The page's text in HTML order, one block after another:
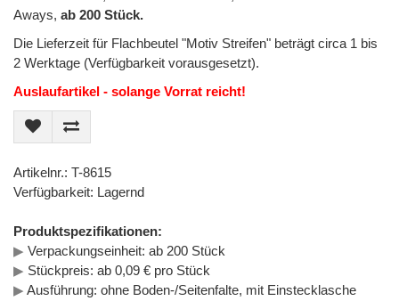
Aways, ab 200 Stück.
Die Lieferzeit für Flachbeutel "Motiv Streifen" beträgt circa 1 bis
2 Werktage (Verfügbarkeit vorausgesetzt).
Auslaufartikel - solange Vorrat reicht!
Artikelnr.: T-8615
Verfügbarkeit: Lagernd
Produktspezifikationen:
▶ Verpackungseinheit: ab 200 Stück
▶ Stückpreis: ab 0,09 € pro Stück
▶ Ausführung: ohne Boden-/Seitenfalte, mit Einstecklasche